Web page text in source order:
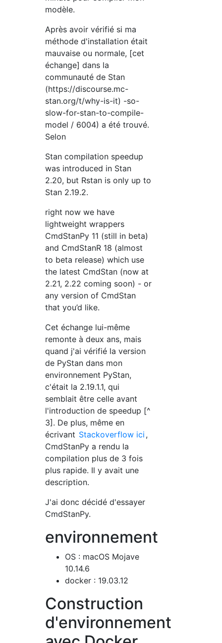
modèle.
Après avoir vérifié si ma
méthode d'installation était
mauvaise ou normale, [cet
échange] dans la
communauté de Stan
(https://discourse.mc-
stan.org/t/why-is-it) -so-
slow-for-stan-to-compile-
model / 6004) a été trouvé.
Selon
Stan compilation speedup
was introduced in Stan
2.20, but Rstan is only up to
Stan 2.19.2.
right now we have
lightweight wrappers
CmdStanPy 11 (still in beta)
and CmdStanR 18 (almost
to beta release) which use
the latest CmdStan (now at
2.21, 2.22 coming soon) - or
any version of CmdStan
that you’d like.
Cet échange lui-même
remonte à deux ans, mais
quand j'ai vérifié la version
de PyStan dans mon
environnement PyStan,
c'était la 2.19.1.1, qui
semblait être celle avant
l'introduction de speedup [^
3]. De plus, même en
écrivant Stackoverflow ici ,
CmdStanPy a rendu la
compilation plus de 3 fois
plus rapide. Il y avait une
description.
J'ai donc décidé d'essayer
CmdStanPy.
environnement
OS : macOS Mojave
10.14.6
docker : 19.03.12
Construction
d'environnement